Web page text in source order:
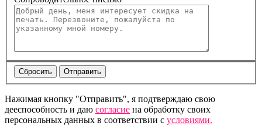
Нажимая кнопку "Отправить", я подтверждаю свою
дееспособность и даю согласие на обработку своих
персональных данных в соответствии с условиями.